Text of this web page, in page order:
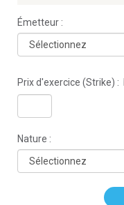
Émetteur :
Prix d'exercice (Strike) :
Nature :